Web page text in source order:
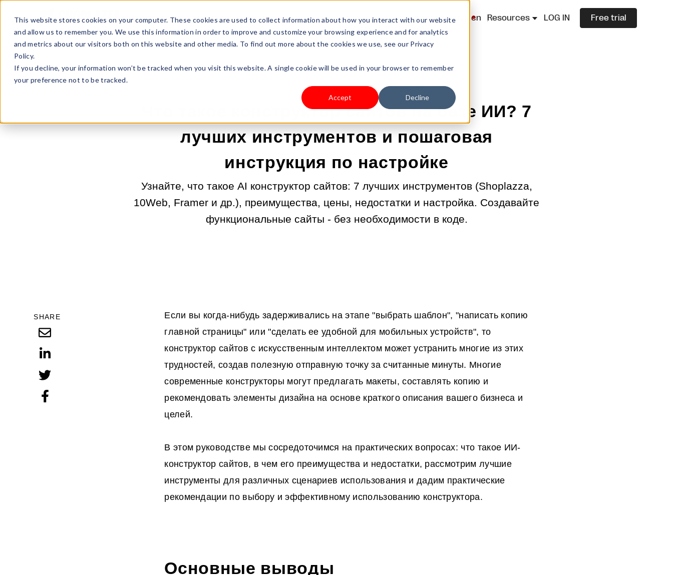
This website stores cookies on your computer. These cookies are used to collect information about how you interact with our website
and allow us to remember you. We use this information in order to improve and customize your browsing experience and for analytics
and metrics about our visitors both on this website and other media. To find out more about the cookies we use, see our Privacy
Policy.
If you decline, your information won’t be tracked when you visit this website. A single cookie will be used in your browser to remember
your preference not to be tracked.
Accept Decline
Sell Online Business Type Pricing Shoplazza.cn Resources LOG IN Free trial
09.04.2026 9:00:03 | НАЧНИТЕ СВОЙ БИЗНЕС
Что такое конструктор сайтов на базе ИИ? 7
лучших инструментов и пошаговая
инструкция по настройке
Узнайте, что такое AI конструктор сайтов: 7 лучших инструментов (Shoplazza,
10Web, Framer и др.), преимущества, цены, недостатки и настройка. Создавайте
функциональные сайты - без необходимости в коде.
SHARE
Если вы когда-нибудь задерживались на этапе "выбрать шаблон", "написать копию
главной страницы" или "сделать ее удобной для мобильных устройств", то
конструктор сайтов с искусственным интеллектом может устранить многие из этих
трудностей, создав полезную отправную точку за считанные минуты. Многие
современные конструкторы могут предлагать макеты, составлять копию и
рекомендовать элементы дизайна на основе краткого описания вашего бизнеса и
целей.
В этом руководстве мы сосредоточимся на практических вопросах: что такое ИИ-
конструктор сайтов, в чем его преимущества и недостатки, рассмотрим лучшие
инструменты для различных сценариев использования и дадим практические
рекомендации по выбору и эффективному использованию конструктора.
Основные выводы